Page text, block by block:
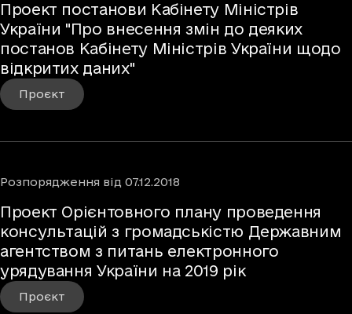
Проект постанови Кабінету Міністрів
України "Про внесення змін до деяких
постанов Кабінету Міністрів України щодо
відкритих даних"
Проєкт
Розпорядження від 07.12.2018
Проект Орієнтовного плану проведення
консультацій з громадськістю Державним
агентством з питань електронного
урядування України на 2019 рік
Проєкт